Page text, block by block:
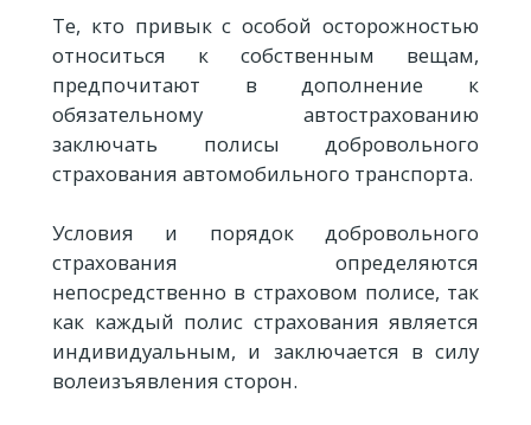
Те, кто привык с особой осторожностью
относиться к собственным вещам,
предпочитают в дополнение к
обязательному автострахованию
заключать полисы добровольного
страхования автомобильного транспорта.
Условия и порядок добровольного
страхования определяются
непосредственно в страховом полисе, так
как каждый полис страхования является
индивидуальным, и заключается в силу
волеизъявления сторон.